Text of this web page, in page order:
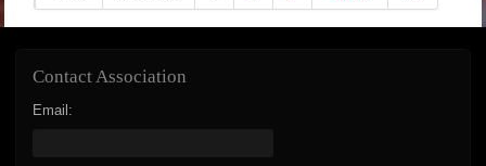
Contact Association
Email: